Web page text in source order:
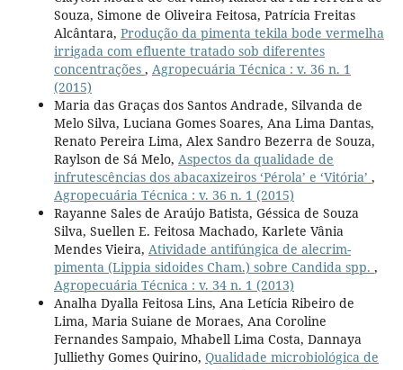
Souza, Simone de Oliveira Feitosa, Patrícia Freitas
Alcântara, Produção da pimenta tekila bode vermelha
irrigada com efluente tratado sob diferentes
concentrações , Agropecuária Técnica : v. 36 n. 1
(2015)
Maria das Graças dos Santos Andrade, Silvanda de
Melo Silva, Luciana Gomes Soares, Ana Lima Dantas,
Renato Pereira Lima, Alex Sandro Bezerra de Souza,
Raylson de Sá Melo, Aspectos da qualidade de
infrutescências dos abacaxizeiros ‘Pérola’ e ‘Vitória’ ,
Agropecuária Técnica : v. 36 n. 1 (2015)
Rayanne Sales de Araújo Batista, Géssica de Souza
Silva, Suellen E. Feitosa Machado, Karlete Vânia
Mendes Vieira, Atividade antifúngica de alecrim-
pimenta (Lippia sidoides Cham.) sobre Candida spp. ,
Agropecuária Técnica : v. 34 n. 1 (2013)
Analha Dyalla Feitosa Lins, Ana Letícia Ribeiro de
Lima, Maria Suiane de Moraes, Ana Coroline
Fernandes Sampaio, Mhabell Lima Costa, Dannaya
Julliethy Gomes Quirino, Qualidade microbiológica de